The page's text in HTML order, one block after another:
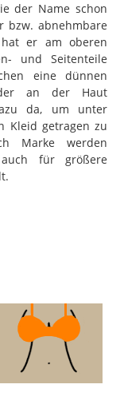
der Name schon
bzw. abnehmbare
er am oberen
und Seitenteile
eine dünnen
der an der Haut
da, um unter
Kleid getragen zu
Marke werden
für größere